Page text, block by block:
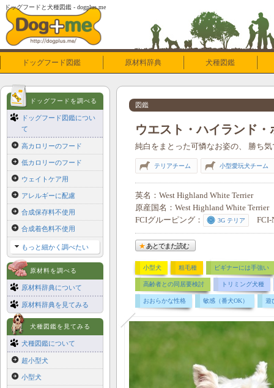
ドッグフードと犬種図鑑 - dogplus.me
ドッグフード図鑑 原材料辞典 犬種図鑑
図鑑
ウエスト・ハイランド
純白をまとった可憐なお姿の、 勝ち
テリアチーム 小型愛玩犬チーム
英名
West Highland White Terrier
原産国名
West Highland White Terrier
FCIグルーピング
3G テリア FCI-
あとでまた読む
小型犬 粗毛種 ビギナーには手強い
高齢者との同居要検討 トリミング犬種
おおらかな性格 敏感（番犬OK） 遊
ドッグフードを調べる
ドッグフード図鑑につい
て
高カロリーのフード
低カロリーのフード
ウェイトケア用
アレルギーに配慮
合成保存料不使用
合成着色料不使用
もっと細かく調べたい
原材料を調べる
原材料辞典について
原材料辞典を見てみる
犬種図鑑を見てみる
犬種図鑑について
超小型犬
小型犬